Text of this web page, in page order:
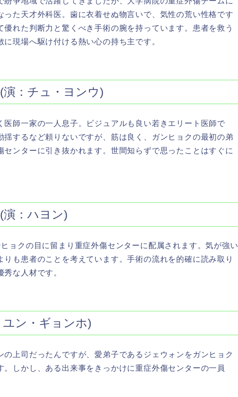
った天才外科医。歯に衣着せぬ物言いで、気性の荒い性格です
優れた判断力と驚くべき手術の腕を持っています。患者を救う
現場へ駆け付ける熱い心の持ち主です。
：チュ・ヨンウ)
医師一家の一人息子。ビジュアルも良い若きエリート医師で
揺するなど頼りないですが、筋は良く、ガンヒョクの最初の弟
センターに引き抜かれます。世間知らずで思ったことはすぐに
：ハヨン)
ョクの目に留まり重症外傷センターに配属されます。気が強い
りも患者のことを考えています。手術の流れを的確に読み取り
な人材です。
ン・ギョンホ)
の上司だったんですが、愛弟子であるジェウォンをガンヒョク
。しかし、ある出来事をきっかけに重症外傷センターの一員